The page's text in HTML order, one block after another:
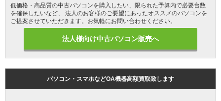
低価格・高品質の中古パソコンを購入したい、限られた予算内で必要台数
を確保したいなど、 法人のお客様のご要望にあったオススメのパソコンを
ご提案させていただきます。お気軽にお問い合わせください。
法人様向け中古パソコン販売へ
パソコン・スマホなどOA機器高額買取致します